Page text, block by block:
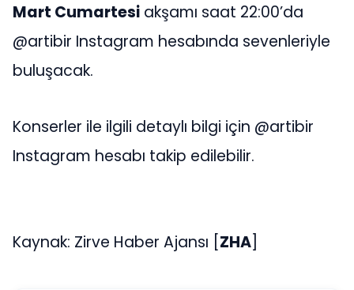
Mart Cumartesi akşamı saat 22:00’da
@artibir Instagram hesabında sevenleriyle
buluşacak.
Konserler ile ilgili detaylı bilgi için @artibir
Instagram hesabı takip edilebilir.
Kaynak: Zirve Haber Ajansı [ZHA]